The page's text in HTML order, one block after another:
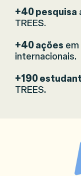
+40pesquisa
TREES.
+40ações
internacionais.
+190
TREES.